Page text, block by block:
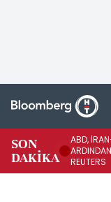
SON
DAKİKA
ABD,
REUTERS